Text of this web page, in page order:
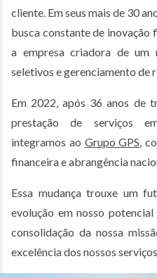
cliente. Em seus mais de 30
busca constante de inovação
a empresa criadora de um
seletivos e gerenciamento de
Em 2022, após 36 anos de
prestação de serviços
integramos ao Grupo GPS,
financeira e abrangência
Essa mudança trouxe um
evolução em nosso
consolidação da nossa
excelência dos nossos